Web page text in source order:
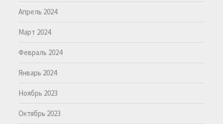
Апрель 2024
Март 2024
Февраль 2024
Январь 2024
Ноябрь 2023
Октябрь 2023